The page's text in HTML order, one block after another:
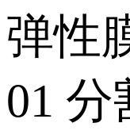
弹性
01 分